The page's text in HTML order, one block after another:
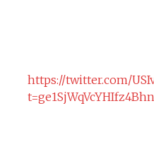
https://twitter.com/